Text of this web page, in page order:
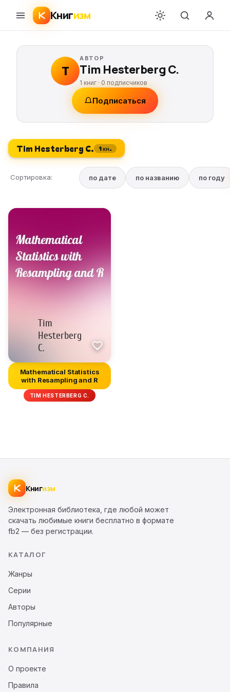
Книгизм
T
АВТОР
Tim Hesterberg C.
1 книг ·0 подписчиков
Подписаться
Tim Hesterberg C. 1 кн.
Сортировка: по дате по названию по году
Mathematical Statistics
with Resampling and R
TIM HESTERBERG C.
Книгизм
Электронная библиотека, где любой может
скачать любимые книги бесплатно в формате
fb2 — без регистрации.
КАТАЛОГ
Жанры
Серии
Авторы
Популярные
КОМПАНИЯ
О проекте
Правила